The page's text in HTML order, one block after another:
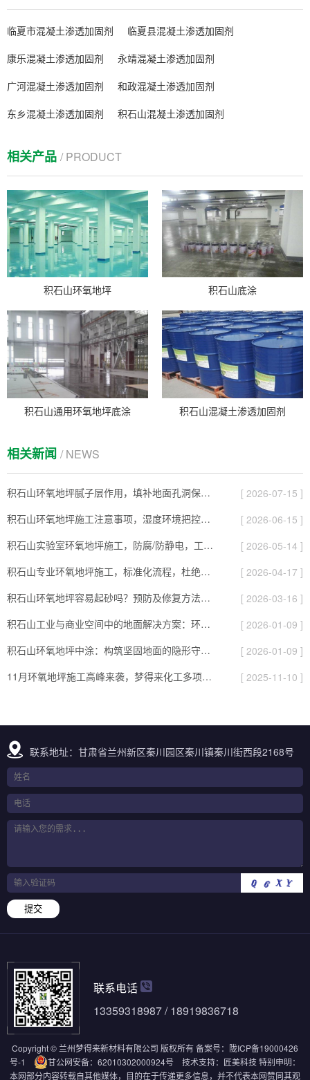
临夏市混凝土渗透加固剂
临夏县混凝土渗透加固剂
康乐混凝土渗透加固剂
永靖混凝土渗透加固剂
广河混凝土渗透加固剂
和政混凝土渗透加固剂
东乡混凝土渗透加固剂
积石山混凝土渗透加固剂
相关产品 / PRODUCT
积石山环氧地坪 积石山底涂
积石山通用环氧地坪底涂 积石山混凝土渗透加固剂
相关新闻 / NEWS
积石山环氧地坪腻子层作用，填补地面孔洞保证表面平整！
[ 2026-07-15 ]
积石山环氧地坪施工注意事项，湿度环境把控要点！
[ 2026-06-15 ]
积石山实验室环氧地坪施工，防腐/防静电，工程要达标！
[ 2026-05-14 ]
积石山专业环氧地坪施工，标准化流程，杜绝起砂、脱层！
[ 2026-04-17 ]
积石山环氧地坪容易起砂吗？预防及修复方法详解！
[ 2026-03-16 ]
积石山工业与商业空间中的地面解决方案：环氧地坪应用解析
[ 2026-01-09 ]
积石山环氧地坪中涂：构筑坚固地面的隐形守护者
[ 2026-01-09 ]
11月环氧地坪施工高峰来袭，梦得来化工多项目同步推进保交付
[ 2025-11-10 ]
联系地址：甘肃省兰州新区秦川园区秦川镇秦川街西段2168号
提交
联系电话
13359318987 / 18919836718
Copyright © 兰州梦得来新材料有限公司 版权所有备案号： 陇ICP备19000426
号-1
甘公网安备：62010302000924号 技术支持： 匠美科技 特别申明：
本网部分内容转载自其他媒体，目的在于传递更多信息，并不代表本网赞同其观